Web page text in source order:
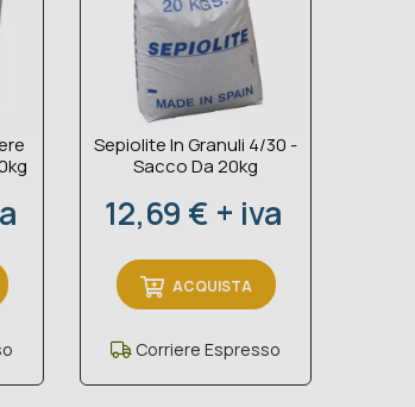
Sepiolite In Granuli 4/30 -
Sacco Da 20kg
Prezzo
12,69 € + iva
ACQUISTA
Corriere Espresso